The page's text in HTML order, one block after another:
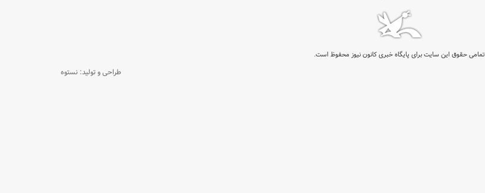
تمامی حقوق این سایت برای پایگاه خبری کانون نیوز محفوظ است.
طراحی و تولید: نستوه